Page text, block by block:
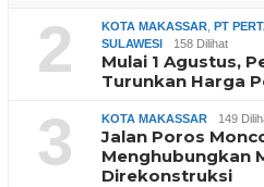
2 KOTA MAKASSAR PT
SULAWESI
158 Dilihat
Mulai 1 Agustus,
Turunkan Harga
3 KOTA MAKASSAR 149
Jalan Poros
Menghubungkan
Direkonstruksi